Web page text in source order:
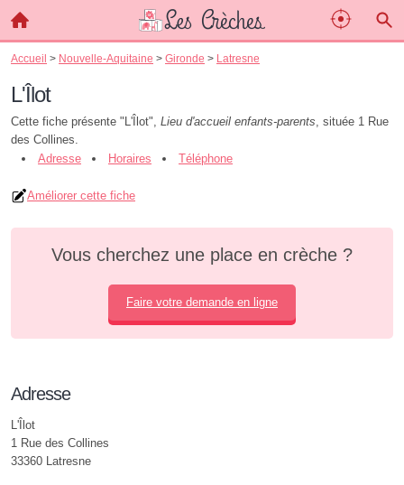
Accueil > Nouvelle-Aquitaine > Gironde > Latresne
L'Îlot
Cette fiche présente "L'Îlot", Lieu d'accueil enfants-parents, située 1 Rue
des Collines.
Adresse
Horaires Téléphone
Améliorer cette fiche
Vous cherchez une place en crèche ?
Faire votre demande en ligne
Adresse
L'Îlot
1 Rue des Collines
33360 Latresne